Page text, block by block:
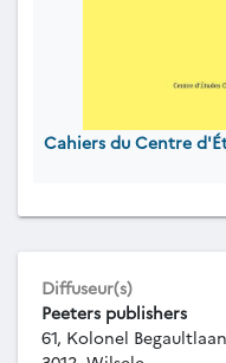
Cahiers du Centre
Diffuseur(s)
Peeters publishers
61, Kolonel Begaultlaan